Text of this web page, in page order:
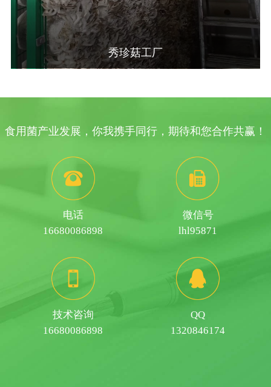
秀珍菇工厂
食用菌产业发展，你我携手同行，期待和您合作共赢！
电话
16680086898
微信号
lhl95871
技术咨询
16680086898
QQ
1320846174